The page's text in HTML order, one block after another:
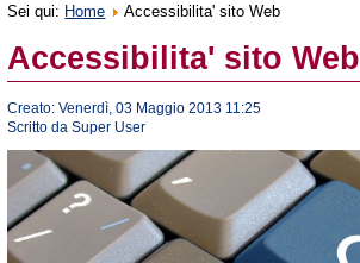
Sei qui: Home Accessibilita' sito Web
Accessibilita' sito Web
Creato: Venerdì, 03 Maggio 2013 11:25
Scritto da Super User